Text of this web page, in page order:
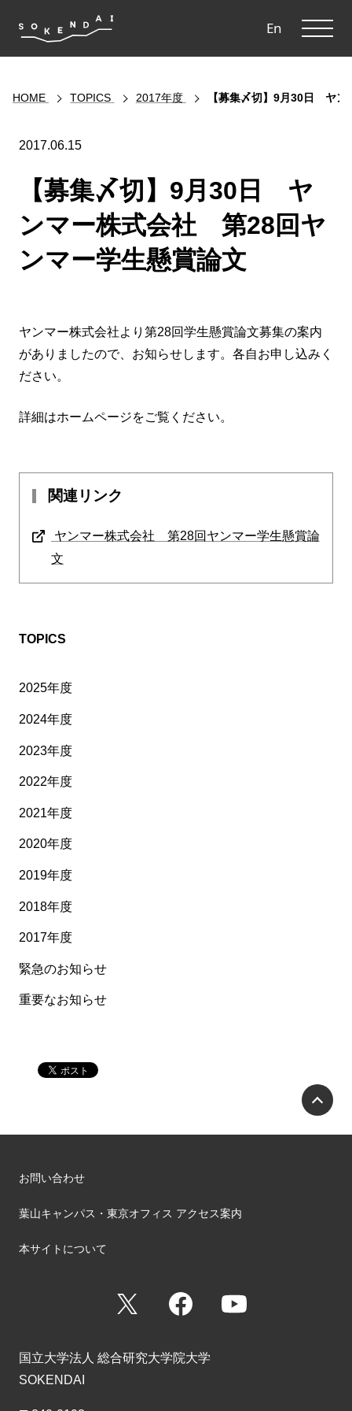
En
HOME TOPICS 2017年度 【募集〆切】9月30日 ヤ
2017.06.15
【募集〆切】9月30日 ヤ
ンマー株式会社 第28回ヤ
ンマー学生懸賞論文
ヤンマー株式会社より第28回学生懸賞論文募集の案内
がありましたので、お知らせします。各自お申し込みく
ださい。
詳細はホームページをご覧ください。
関連リンク
ヤンマー株式会社 第28回ヤンマー学生懸賞論
文
TOPICS
2025年度
2024年度
2023年度
2022年度
2021年度
2020年度
2019年度
2018年度
2017年度
緊急のお知らせ
重要なお知らせ
お問い合わせ
葉山キャンパス・東京オフィス アクセス案内
本サイトについて
Facebook
国立大学法人 総合研究大学院大学
SOKENDAI